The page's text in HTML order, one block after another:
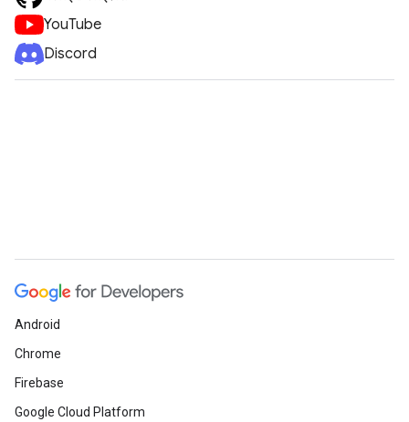
YouTube
Discord
Android
Chrome
Firebase
Google Cloud Platform